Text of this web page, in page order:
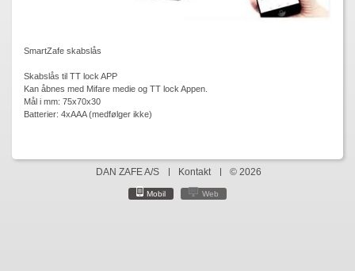
SmartZafe skabslås
Skabslås til TT lock APP
Kan åbnes med Mifare medie og TT lock Appen.
Mål i mm: 75x70x30
Batterier: 4xAAA (medfølger ikke)
DAN ZAFE A/S Kontakt © 2026
Mobil Web